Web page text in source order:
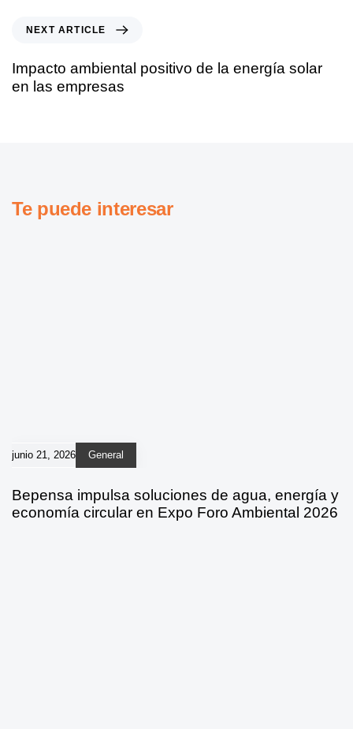
NEXT ARTICLE
Impacto ambiental positivo de la energía solar
en las empresas
Te puede interesar
junio 21, 2026 General
Bepensa impulsa soluciones de agua, energía y
economía circular en Expo Foro Ambiental 2026